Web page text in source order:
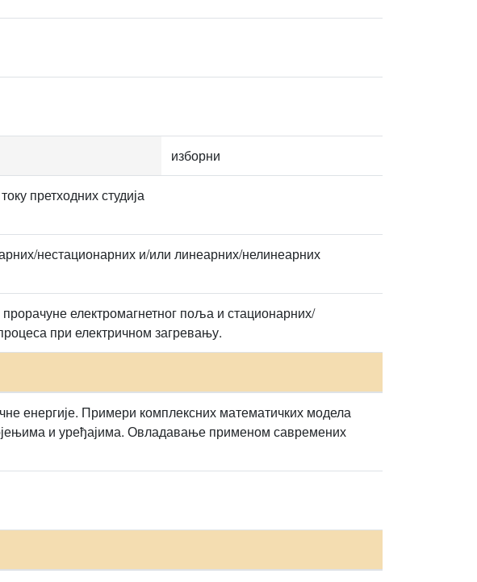
изборни
претходних студија
нестационарних и/или линеарних/нелинеарних
електромагнетног поља и стационарних/
при електричном загревању.
енергије. Примери комплексних математичких модела
и уређајима. Овладавање применом савремених